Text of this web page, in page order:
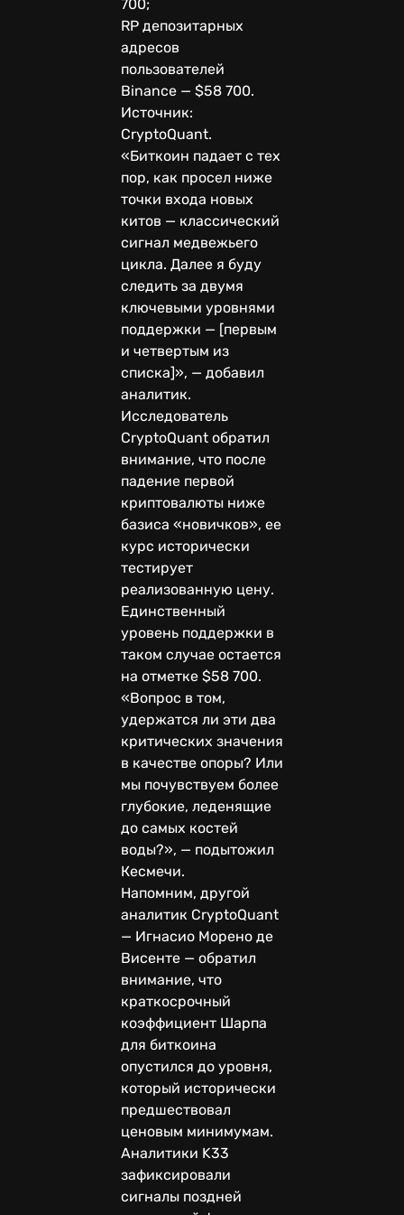
700;
RP депозитарных
адресов
пользователей
Binance — $58 700.
Источник:
CryptoQuant.
«Биткоин падает с тех
пор, как просел ниже
точки входа новых
китов — классический
сигнал медвежьего
цикла. Далее я буду
следить за двумя
ключевыми уровнями
поддержки — [первым
и четвертым из
списка]», — добавил
аналитик.
Исследователь
CryptoQuant обратил
внимание, что после
падение первой
криптовалюты ниже
базиса «новичков», ее
курс исторически
тестирует
реализованную цену.
Единственный
уровень поддержки в
таком случае остается
на отметке $58 700.
«Вопрос в том,
удержатся ли эти два
критических значения
в качестве опоры? Или
мы почувствуем более
глубокие, леденящие
до самых костей
воды?», — подытожил
Кесмечи.
Напомним, другой
аналитик CryptoQuant
— Игнасио Морено де
Висенте — обратил
внимание, что
краткосрочный
коэффициент Шарпа
для биткоина
опустился до уровня,
который исторически
предшествовал
ценовым минимумам.
Аналитики K33
зафиксировали
сигналы поздней